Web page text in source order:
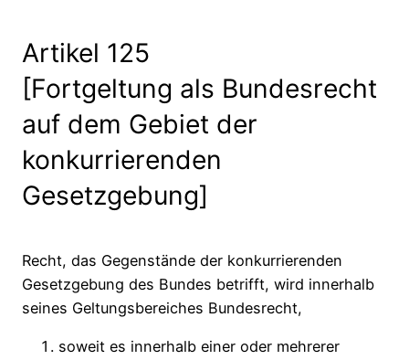
Artikel 125
[Fortgeltung als Bundesrecht
auf dem Gebiet der
konkurrierenden
Gesetzgebung]
Recht, das Gegenstände der konkurrierenden
Gesetzgebung des Bundes betrifft, wird innerhalb
seines Geltungsbereiches Bundesrecht,
soweit es innerhalb einer oder mehrerer